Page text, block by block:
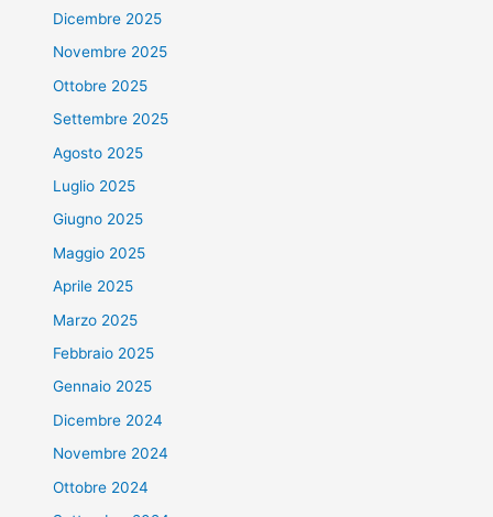
Dicembre 2025
Novembre 2025
Ottobre 2025
Settembre 2025
Agosto 2025
Luglio 2025
Giugno 2025
Maggio 2025
Aprile 2025
Marzo 2025
Febbraio 2025
Gennaio 2025
Dicembre 2024
Novembre 2024
Ottobre 2024